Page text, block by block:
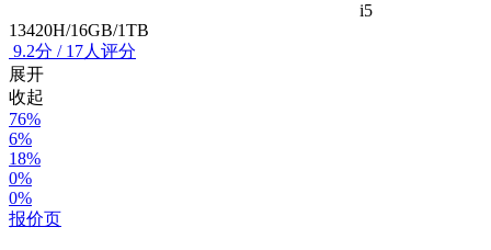
i5
13420H/16GB/1TB
9.2分 / 17人评分
展开
收起
76%
6%
18%
0%
0%
报价页